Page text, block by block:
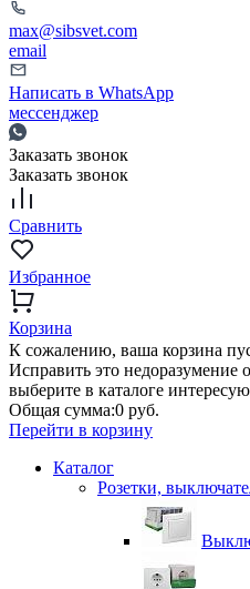
max@sibsvet.com
email
Написать в WhatsApp
мессенджер
Заказать звонок
Заказать звонок
Сравнить
Избранное
Корзина
К сожалению, ваша корзина
Исправить это недоразумение
выберите в каталоге
Общая сумма:0 руб.
Перейти в корзину
Каталог
Розетки,